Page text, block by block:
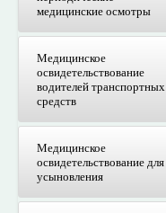
медицинские осмотры
Медицинское
освидетельствование
водителей транспортных
средств
Медицинское
освидетельствование для
усыновления